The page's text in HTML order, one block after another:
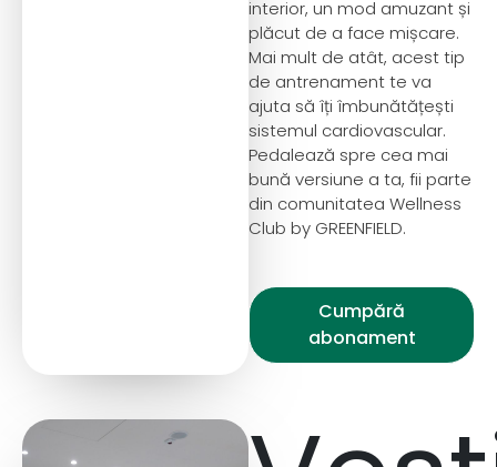
interior, un mod amuzant și
plăcut de a face mișcare.
Mai mult de atât, acest tip
de antrenament te va
ajuta să îți îmbunătățești
sistemul cardiovascular.
Pedalează spre cea mai
bună versiune a ta, fii parte
din comunitatea Wellness
Club by GREENFIELD.
Cumpără
abonament